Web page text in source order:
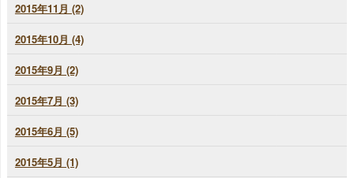
2015年11月 (2)
2015年10月 (4)
2015年9月 (2)
2015年7月 (3)
2015年6月 (5)
2015年5月 (1)